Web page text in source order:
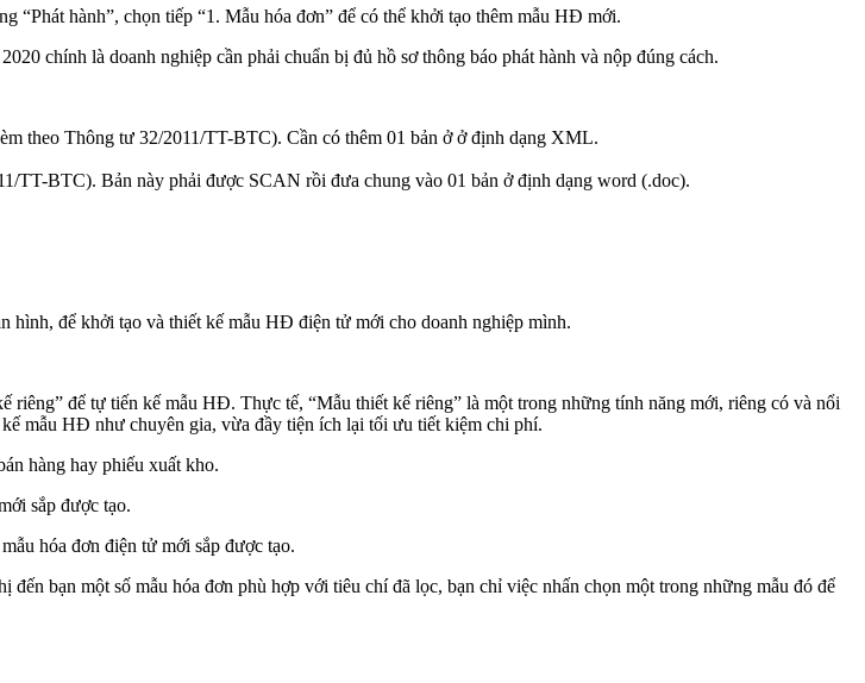
“Phát hành”, chọn tiếp “1. Mẫu hóa đơn” để có thể khởi tạo thêm mẫu HĐ mới.
chính là doanh nghiệp cần phải chuẩn bị đủ hồ sơ thông báo phát hành và nộp đúng cách.
theo Thông tư 32/2011/TT-BTC). Cần có thêm 01 bản ở ở định dạng XML.
TT-BTC). Bản này phải được SCAN rồi đưa chung vào 01 bản ở định dạng word (.doc).
hình, để khởi tạo và thiết kế mẫu HĐ điện tử mới cho doanh nghiệp mình.
để tự tiến kế mẫu HĐ. Thực tế, “Mẫu thiết kế riêng” là một trong những tính năng mới, riêng có và nổi
mẫu HĐ như chuyên gia, vừa đầy tiện ích lại tối ưu tiết kiệm chi phí.
hàng hay phiếu xuất kho.
sắp được tạo.
hóa đơn điện tử mới sắp được tạo.
bạn một số mẫu hóa đơn phù hợp với tiêu chí đã lọc, bạn chỉ việc nhấn chọn một trong những mẫu đó để